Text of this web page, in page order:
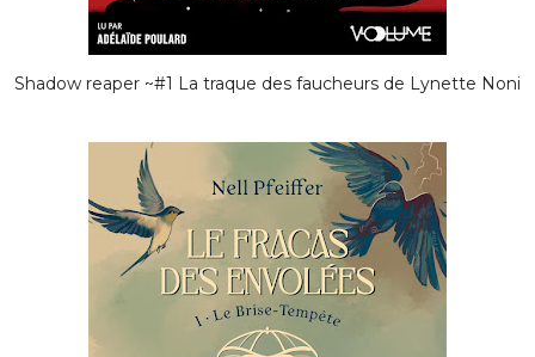
Shadow reaper ~#1 La traque des faucheurs de Lynette Noni